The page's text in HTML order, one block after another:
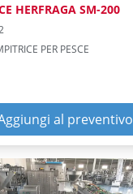
HERFRAGA SM-200
PER PESCE
al preventivo